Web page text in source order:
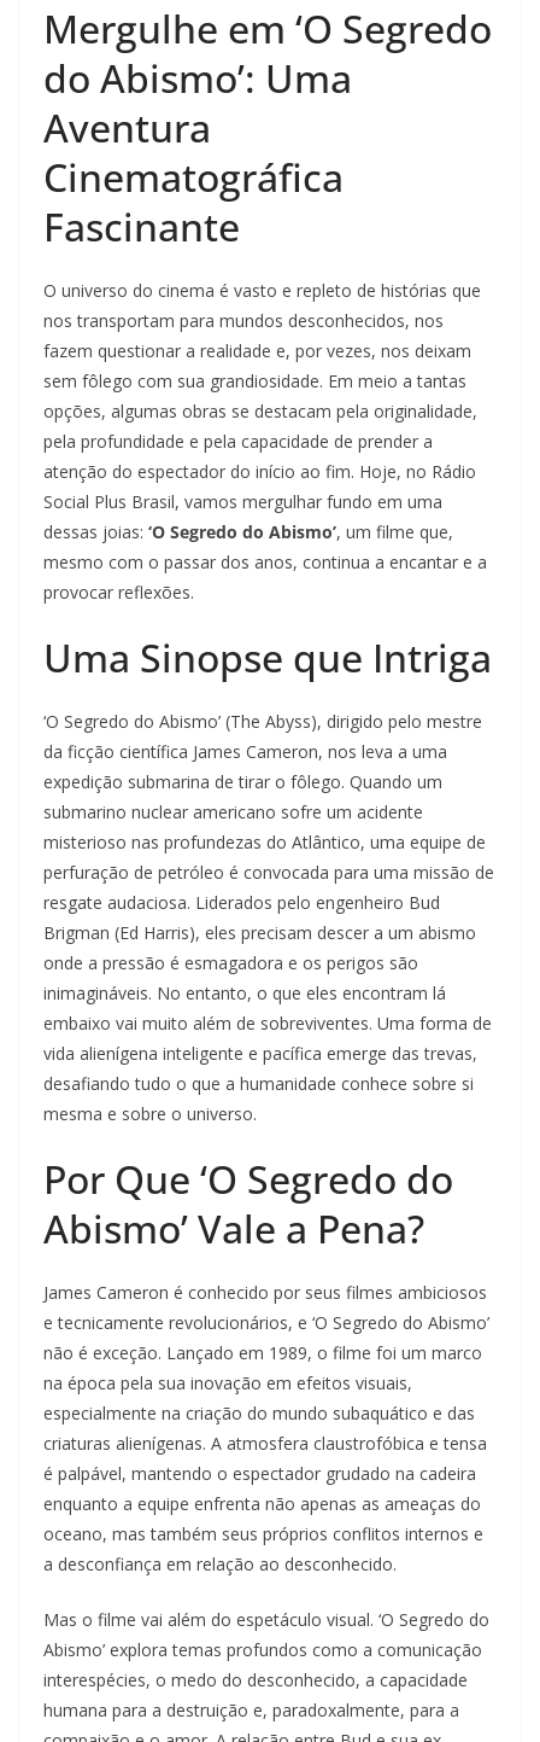
Mergulhe em ‘O Segredo
do Abismo’: Uma
Aventura
Cinematográfica
Fascinante
O universo do cinema é vasto e repleto de histórias que
nos transportam para mundos desconhecidos, nos
fazem questionar a realidade e, por vezes, nos deixam
sem fôlego com sua grandiosidade. Em meio a tantas
opções, algumas obras se destacam pela originalidade,
pela profundidade e pela capacidade de prender a
atenção do espectador do início ao fim. Hoje, no Rádio
Social Plus Brasil, vamos mergulhar fundo em uma
dessas joias: ‘O Segredo do Abismo’, um filme que,
mesmo com o passar dos anos, continua a encantar e a
provocar reflexões.
Uma Sinopse que Intriga
‘O Segredo do Abismo’ (The Abyss), dirigido pelo mestre
da ficção científica James Cameron, nos leva a uma
expedição submarina de tirar o fôlego. Quando um
submarino nuclear americano sofre um acidente
misterioso nas profundezas do Atlântico, uma equipe de
perfuração de petróleo é convocada para uma missão de
resgate audaciosa. Liderados pelo engenheiro Bud
Brigman (Ed Harris), eles precisam descer a um abismo
onde a pressão é esmagadora e os perigos são
inimagináveis. No entanto, o que eles encontram lá
embaixo vai muito além de sobreviventes. Uma forma de
vida alienígena inteligente e pacífica emerge das trevas,
desafiando tudo o que a humanidade conhece sobre si
mesma e sobre o universo.
Por Que ‘O Segredo do
Abismo’ Vale a Pena?
James Cameron é conhecido por seus filmes ambiciosos
e tecnicamente revolucionários, e ‘O Segredo do Abismo’
não é exceção. Lançado em 1989, o filme foi um marco
na época pela sua inovação em efeitos visuais,
especialmente na criação do mundo subaquático e das
criaturas alienígenas. A atmosfera claustrofóbica e tensa
é palpável, mantendo o espectador grudado na cadeira
enquanto a equipe enfrenta não apenas as ameaças do
oceano, mas também seus próprios conflitos internos e
a desconfiança em relação ao desconhecido.
Mas o filme vai além do espetáculo visual. ‘O Segredo do
Abismo’ explora temas profundos como a comunicação
interespécies, o medo do desconhecido, a capacidade
humana para a destruição e, paradoxalmente, para a